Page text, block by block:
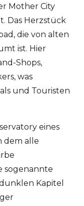
Mother City
Das Herzstück
die von alten
ist. Hier
Shops,
was
und Touristen
eines
dem alle
sogenannte
Kapitel